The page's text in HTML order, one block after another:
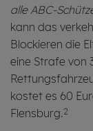
alle ABC-
kann das
Blockieren die
eine Strafe von
kostet es 60
Flensburg.2